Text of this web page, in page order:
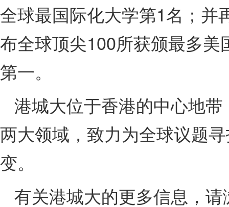
全球最国际化大学第1名；并
布全球顶尖100所获颁最多
第一。
港城大位于香港的中心地
两大领域，致力为全球议题
变。
有关港城大的更多信息，